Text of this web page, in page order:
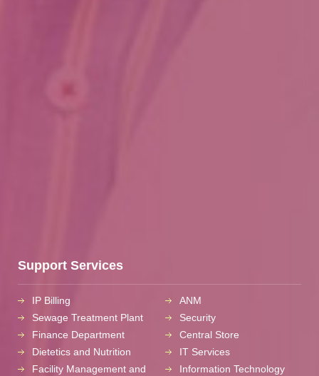
Support Services
IP Billing
Sewage Treatment Plant
Finance Department
Dietetics and Nutrition
Facility Management and
ANM
Security
Central Store
IT Services
Information Technology